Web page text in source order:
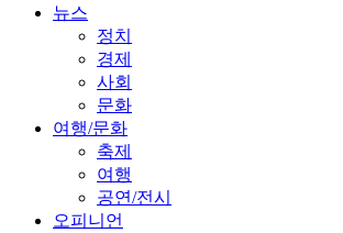
뉴스
정치
경제
사회
문화
여행/문화
축제
여행
공연/전시
오피니언